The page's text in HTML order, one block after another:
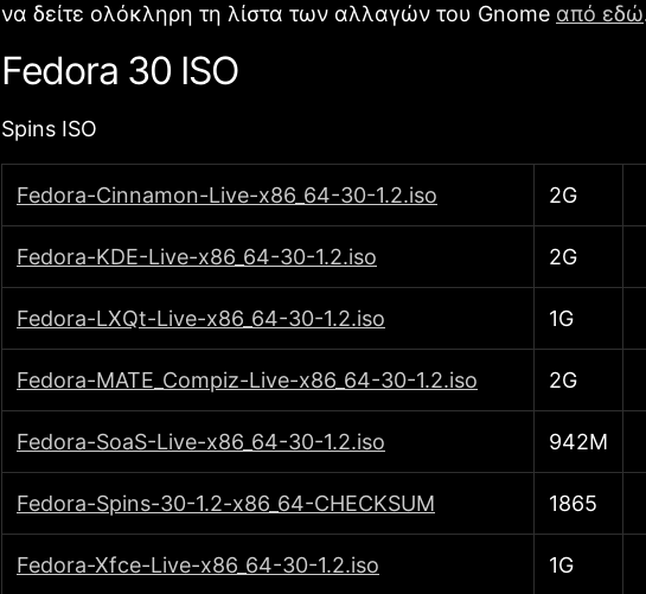
να δείτε ολόκληρη τη λίστα των αλλαγών του Gnome από εδώ
Fedora 30 ISO
Spins ISO
Fedοra-Cinnamon-Live-x86_64-30-1.2.iso 2G
Fedora-KDE-Live-x86_64-30-1.2.iso 2G
Fedοra-LXQt-Live-x86_64-30-1.2.iso 1G
Fedοra-MATE_Compiz-Live-x86_64-30-1.2.iso 2G
Fedοra-SoaS-Live-x86_64-30-1.2.iso 942M
Fedοra-Spins-30-1.2-x86_64-CHECKSUM 1865
Fedοra-Xfce-Live-x86_64-30-1.2.iso
1G